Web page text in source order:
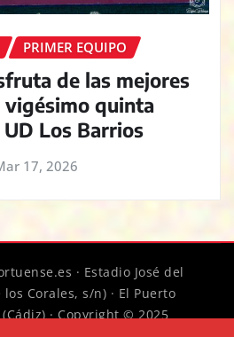
PRIMER EQUIPO
de las mejores
vigésimo quinta
Los Barrios
17, 2026
· Estadio José del
Corales, s/n) · El Puerto
· Copyright © 2025